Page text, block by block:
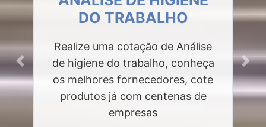
DO TRABALHO
Realize uma cotação de Análise
de higiene do trabalho, conheça
os melhores fornecedores, cote
produtos já com centenas de
empresas
Previous Next